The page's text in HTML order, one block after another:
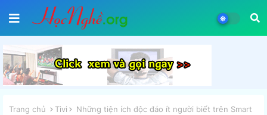
Trang chủ Tivi
Những tiện ích độc đáo ít người biết trên Smart